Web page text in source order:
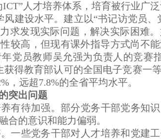
人才培养体系，培育被行业广泛
建设水平。建立以“书记访党员
求发现实际问题，解决实际困难
较高，但现有课外指导方式尚不
党员教师吴允强为负责人的竞赛
得教育部认可的全国电子竞赛一
，远超7.8%的全省平均水平。
突出问题
有待加强。部分党务干部党务知
合的意识和能力偏弱。
一些党务干部对人才培养和党建